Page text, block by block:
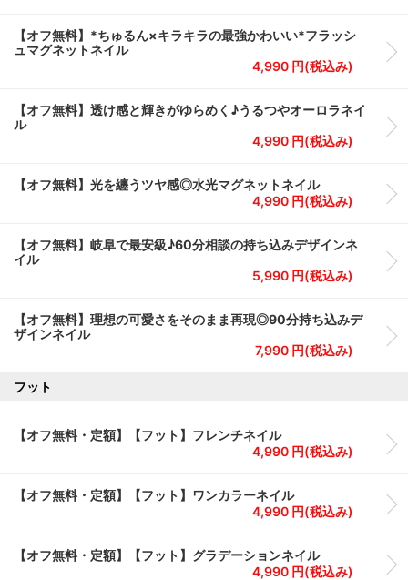
【オフ無料】*ちゅるん×キラキラの最強かわいい*フラッシ
ュマグネットネイル
4,990 円(税込み)
【オフ無料】透け感と輝きがゆらめく♪うるつやオーロラネイ
ル
4,990 円(税込み)
【オフ無料】光を纏うツヤ感◎水光マグネットネイル
4,990 円(税込み)
【オフ無料】岐阜で最安級♪60分相談の持ち込みデザインネ
イル
5,990 円(税込み)
【オフ無料】理想の可愛さをそのまま再現◎90分持ち込みデ
ザインネイル
7,990 円(税込み)
フット
【オフ無料・定額】【フット】フレンチネイル
4,990 円(税込み)
【オフ無料・定額】【フット】ワンカラーネイル
4,990 円(税込み)
【オフ無料・定額】【フット】グラデーションネイル
4,990 円(税込み)